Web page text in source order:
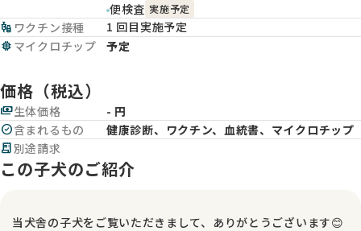
便検査 実施予定
vaccines ワクチン接種
1 回目実施予定
memory マイクロチップ 予定
価格（税込）
payments生体価格
- 円
check_circle含まれるもの
健康診断、ワクチン、血統書、マイクロチップ
receipt_long別途請求
この子犬のご紹介
当犬舎の子犬をご覧いただきまして、ありがとうございます😊